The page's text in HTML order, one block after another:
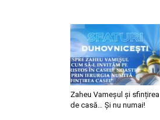
Zaheu Vameșul și sfințirea
de casă… Și nu numai!